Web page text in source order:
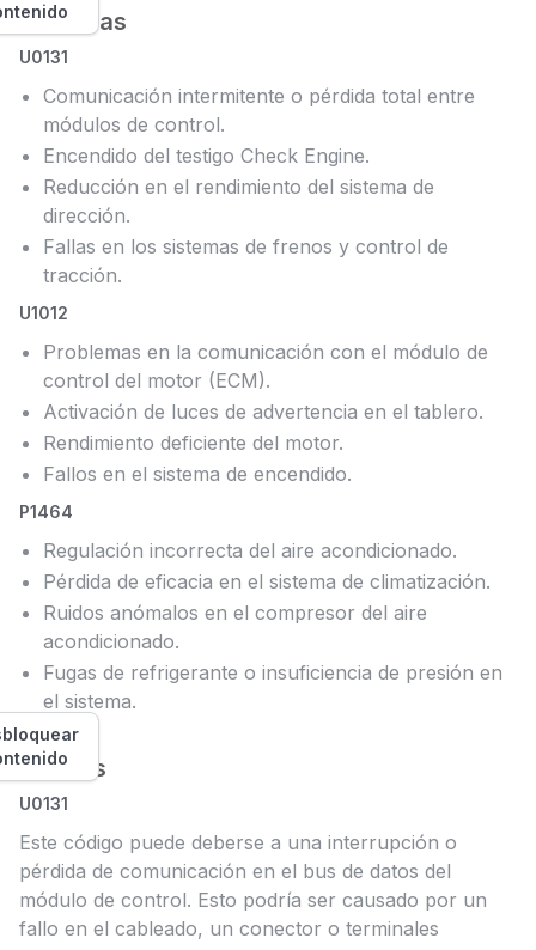
Síntomas
U0131
Comunicación intermitente o pérdida total entre
módulos de control.
Encendido del testigo Check Engine.
Reducción en el rendimiento del sistema de
dirección.
Fallas en los sistemas de frenos y control de
tracción.
U1012
Problemas en la comunicación con el módulo de
control del motor (ECM).
Activación de luces de advertencia en el tablero.
Rendimiento deficiente del motor.
Fallos en el sistema de encendido.
P1464
Regulación incorrecta del aire acondicionado.
Pérdida de eficacia en el sistema de climatización.
Ruidos anómalos en el compresor del aire
acondicionado.
Fugas de refrigerante o insuficiencia de presión en
el sistema.
Causas
U0131
Este código puede deberse a una interrupción o
pérdida de comunicación en el bus de datos del
módulo de control. Esto podría ser causado por un
fallo en el cableado, un conector o terminales